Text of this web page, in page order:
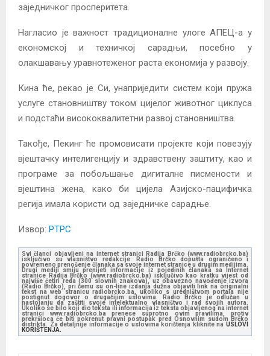
заједничког просперитета.
Нагласио је важност традиционалне улоге АПЕЦ-а у
економској и техничкој сарадњи, посебно у
олакшавању уравнотеженог раста економија у развоју.
Кина ће, рекао је Си, унаприједити систем који пружа
услуге становништву током цијелог животног циклуса
и подстаћи висококвалитетни развој становништва.
Такође, Пекинг ће промовисати пројекте који повезују
вјештачку интелигенцију и здравствену заштиту, као и
програме за побољшање дигиталне писмености и
вјештина жена, како би цијела Азијско-пацифичка
регија имала користи од заједничке сарадње.
Извор: РТРС
Svi članci objavljeni na internet stranici Radija Brčko (www.radiobrcko.ba)
isključivo su vlasništvo redakcije. Radio Brčko dopušta ograničeno i
povremeno prenošenje članaka sa svoje internet stranice u drugim medijima.
Drugi mediji smiju prenijeti informacije iz pojedinih članaka sa Internet
stranice Radija Brčko (www.radiobrcko.ba) isključivo kao kratku vijest od
najviše četiri reda (300 slovnih znakova), uz obavezno navođenje izvora
(Radio Brčko), pri čemu su on-line izdanja dužna objaviti link na originalni
tekst na web stranicu radiobrcko.ba, ukoliko s uredništvom portala nije
postignut dogovor o drugačijim uslovima. Radio Brčko je odlučan u
nastojanju da zaštiti svoje intelektualno vlasništvo i rad svojih autora.
Ukoliko se bilo koji dio teksta ili informacija iz teksta objavljenog na internet
stranici www.radiobrcko.ba prenese suprotno ovim pravilima, protiv
prekršioca će biti pokrenut pravni postupak pred Osnovnim sudom Brčko
distrikta. Za detaljnije informacije o uslovima korištenja kliknite na USLOVI
KORIŠTENJA.